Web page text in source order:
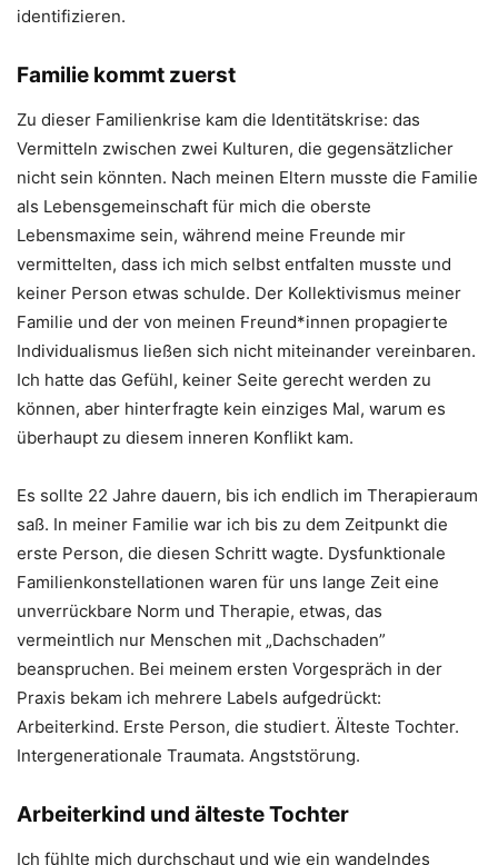
identifizieren.
Familie kommt zuerst
Zu dieser Familienkrise kam die Identitätskrise: das
Vermitteln zwischen zwei Kulturen, die gegensätzlicher
nicht sein könnten. Nach meinen Eltern musste die Familie
als Lebensgemeinschaft für mich die oberste
Lebensmaxime sein, während meine Freunde mir
vermittelten, dass ich mich selbst entfalten musste und
keiner Person etwas schulde. Der Kollektivismus meiner
Familie und der von meinen Freund*innen propagierte
Individualismus ließen sich nicht miteinander vereinbaren.
Ich hatte das Gefühl, keiner Seite gerecht werden zu
können, aber hinterfragte kein einziges Mal, warum es
überhaupt zu diesem inneren Konflikt kam.
Es sollte 22 Jahre dauern, bis ich endlich im Therapieraum
saß. In meiner Familie war ich bis zu dem Zeitpunkt die
erste Person, die diesen Schritt wagte. Dysfunktionale
Familienkonstellationen waren für uns lange Zeit eine
unverrückbare Norm und Therapie, etwas, das
vermeintlich nur Menschen mit „Dachschaden”
beanspruchen. Bei meinem ersten Vorgespräch in der
Praxis bekam ich mehrere Labels aufgedrückt:
Arbeiterkind. Erste Person, die studiert. Älteste Tochter.
Intergenerationale Traumata. Angststörung.
Arbeiterkind und älteste Tochter
Ich fühlte mich durchschaut und wie ein wandelndes